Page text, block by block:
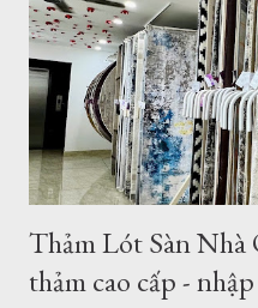
Thổ Nhĩ Kỳ , với chất lượng
được gia công để làm theo
hàng. Hình ảnh trên là nhân
3m tại TPHCM . Tất nhiên
tròn nhỏ hơn như thảm tròn
thảm đẹp Tphcm...
Thảm Lót Sàn Nhà
thảm cao cấp -